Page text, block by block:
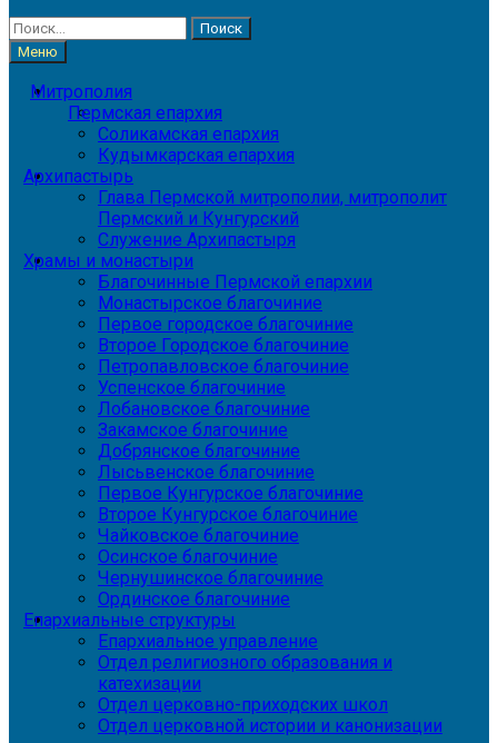
Найти:
Меню
Митрополия
Пермская епархия
Соликамская епархия
Кудымкарская епархия
Архипастырь
Глава Пермской митрополии, митрополит
Пермский и Кунгурский
Служение Архипастыря
Храмы и монастыри
Благочинные Пермской епархии
Монастырское благочиние
Первое городское благочиние
Второе Городское благочиние
Петропавловское благочиние
Успенское благочиние
Лобановское благочиние
Закамское благочиние
Добрянское благочиние
Лысьвенское благочиние
Первое Кунгурское благочиние
Второе Кунгурское благочиние
Чайковское благочиние
Осинское благочиние
Чернушинское благочиние
Ординское благочиние
Епархиальные структуры
Епархиальное управление
Отдел религиозного образования и
катехизации
Отдел церковно-приходских школ
Отдел церковной истории и канонизации